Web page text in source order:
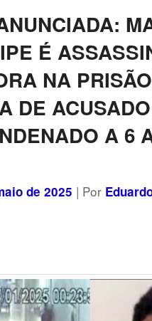
É
NA PRISÃO
DE
A 6
de 2025 | Por